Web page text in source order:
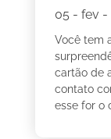
05 - fev -
Você tem
cartão de
contato
esse for o